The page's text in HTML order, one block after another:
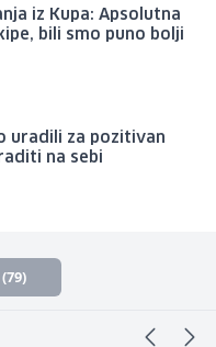
iz Kupa: Apsolutna
bili smo puno bolji
uradili za pozitivan
na sebi